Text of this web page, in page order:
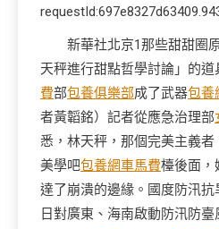
新華社北京1那些甜甜圈
天秤進行甜點哲學討論」的道
費部包養俱樂部成了武器包養
者黃韜銘）記者從應急治理部
悉，林天秤，那個完美主義者
美學吧包養網車馬費檯後面，
達了崩潰的邊緣。國度防汛
日對廣東、海南啟動防汛防